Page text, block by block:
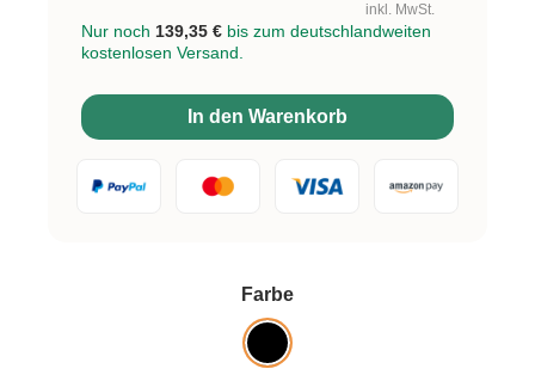
Farbeauswählen
inkl. MwSt.
Nur noch 139,35 € bis zum deutschlandweiten
kostenlosen Versand.
In den Warenkorb